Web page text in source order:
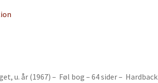
u. år (1967) – Føl bog – 64 sider – Hardback